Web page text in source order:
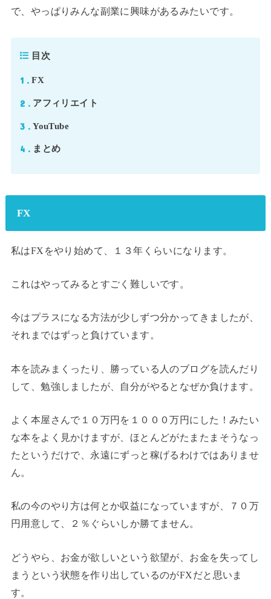
で、やっぱりみんな副業に興味があるみたいです。
目次
1 FX
2 アフィリエイト
3 YouTube
4 まとめ
FX
私はFXをやり始めて、１３年くらいになります。
これはやってみるとすごく難しいです。
今はプラスになる方法が少しずつ分かってきましたが、
それまではずっと負けています。
本を読みまくったり、勝っている人のブログを読んだり
して、勉強しましたが、自分がやるとなぜか負けます。
よく本屋さんで１０万円を１０００万円にした！みたい
な本をよく見かけますが、ほとんどがたまたまそうなっ
たというだけで、永遠にずっと稼げるわけではありませ
ん。
私の今のやり方は何とか収益になっていますが、７０万
円用意して、２％ぐらいしか勝てません。
どうやら、お金が欲しいという欲望が、お金を失ってし
まうという状態を作り出しているのがFXだと思いま
す。